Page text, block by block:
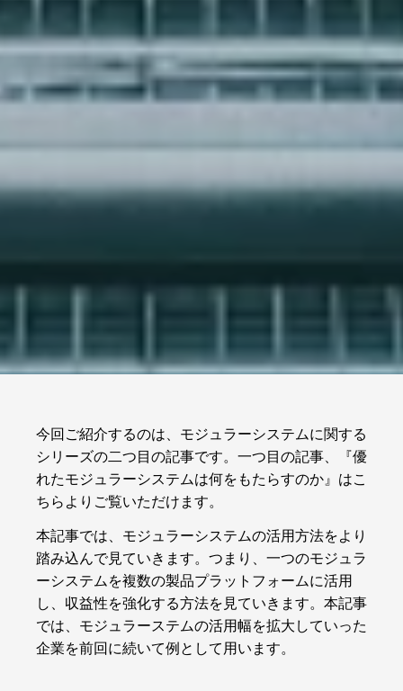
今回ご紹介するのは、モジュラーシステムに関する
シリーズの二つ目の記事です。一つ目の記事、『優
れたモジュラーシステムは何をもたらすのか』はこ
ちらよりご覧いただけます。
本記事では、モジュラーシステムの活用方法をより
踏み込んで見ていきます。つまり、一つのモジュラ
ーシステムを複数の製品プラットフォームに活用
し、収益性を強化する方法を見ていきます。本記事
では、モジュラーステムの活用幅を拡大していった
企業を前回に続いて例として用います。